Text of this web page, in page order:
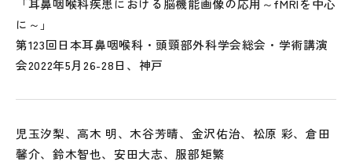
「耳鼻咽喉科疾患における脳機能画像の応用～fMRIを中心
に～」
第123回日本耳鼻咽喉科・頭頸部外科学会総会・学術講演
会2022年5月26-28日、神戸
児玉汐梨、高木 明、木谷芳晴、金沢佑治、松原 彩、倉田
馨介、鈴木智也、安田大志、服部矩繁